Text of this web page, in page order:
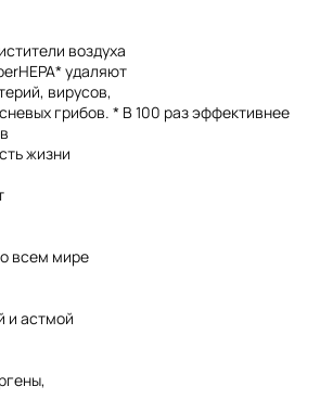
воздуха
удаляют
вирусов,
грибов. * В 100 раз эффективнее
жизни
всем мире
и астмой